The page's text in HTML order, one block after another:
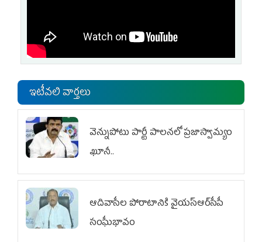
ఇటీవలి వార్తలు
వెన్నుపోటు పార్టీ పాలనలో ప్రజాస్వామ్యం
ఖూనీ..
ఆదివాసీల పోరాటానికి వైయ‌స్ఆర్‌సీపీ
సంఘీభావం